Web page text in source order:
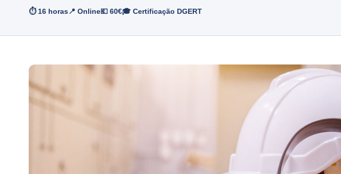
⏱ 16 horas📍 Online💶 60€🎓 Certificação DGERT